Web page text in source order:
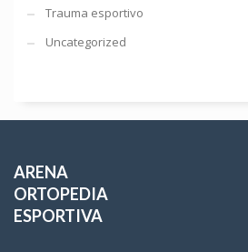
Trauma esportivo
Uncategorized
ARENA
ORTOPEDIA
ESPORTIVA